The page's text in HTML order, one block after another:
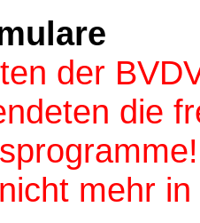
der
die
mehr